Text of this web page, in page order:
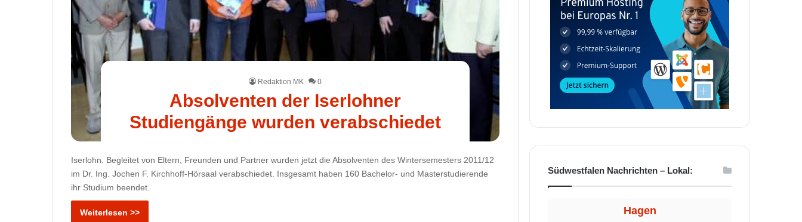
Redaktion MK 0
Absolventen der Iserlohner
Studiengänge wurden verabschiedet
Iserlohn. Begleitet von Eltern, Freunden und Partner wurden jetzt die Absolventen des Wintersemesters 2011/12
im Dr. Ing. Jochen F. Kirchhoff-Hörsaal verabschiedet. Insgesamt haben 160 Bachelor- und Masterstudierende
ihr Studium beendet.
Weiterlesen >>
Südwestfalen Nachrichten – Lokal:
Hagen